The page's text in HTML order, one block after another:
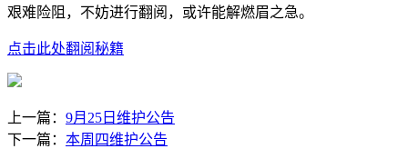
艰难险阻，不妨进行翻阅，或许能解燃眉之急。
点击此处翻阅秘籍
上一篇： 9月25日维护公告
下一篇： 本周四维护公告